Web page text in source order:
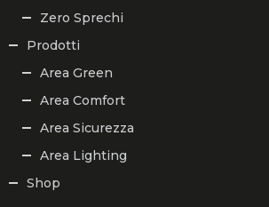
Zero Sprechi
Prodotti
Area Green
Area Comfort
Area Sicurezza
Area Lighting
Shop